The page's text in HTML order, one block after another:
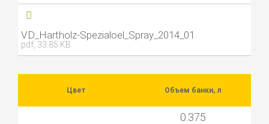
VD_Hartholz-Spezialoel_Spray_2014_01
pdf, 33.85 KB
Цвет Объем банки, л
0.375